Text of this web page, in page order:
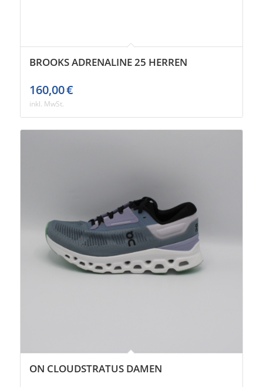
BROOKS ADRENALINE 25 HERREN
160,00€
inkl. MwSt.
ON CLOUDSTRATUS DAMEN